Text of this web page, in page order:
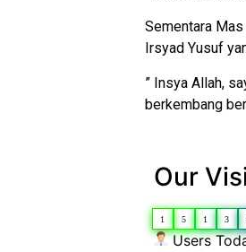
Sementara
Irsyad Yusuf
” Insya Allah,
berkembang
Our
1 5 1 3
Users